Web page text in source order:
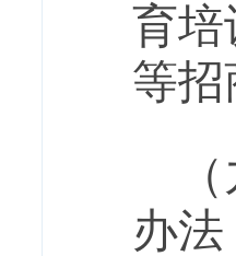
育培
等
办